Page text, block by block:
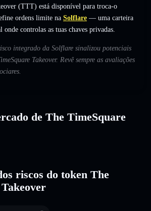
(TTT) está disponível para troca-o
ordens limite na Solflare — uma carteira
controlas as tuas chaves privadas.
integrado da Solflare sinalizou potenciais
Takeover. Revê sempre as avaliações
de The TimeSquare
riscos do token The